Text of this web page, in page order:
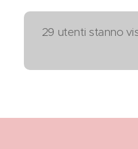
29 utenti stanno